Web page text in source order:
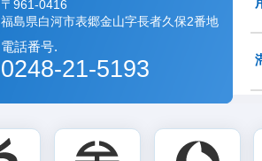
〒961-0416
福島県白河市表郷金山字長者久保2番地
電話番号.
0248-21-5193